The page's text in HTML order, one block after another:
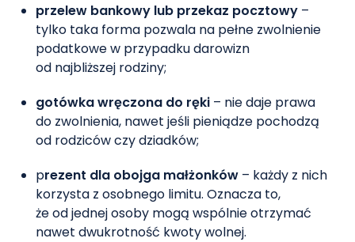
przelew bankowy lub przekaz pocztowy –
tylko taka forma pozwala na pełne zwolnienie
podatkowe w przypadku darowizn
od najbliższej rodziny;
gotówka wręczona do ręki – nie daje prawa
do zwolnienia, nawet jeśli pieniądze pochodzą
od rodziców czy dziadków;
prezent dla obojga małżonków – każdy z nich
korzysta z osobnego limitu. Oznacza to,
że od jednej osoby mogą wspólnie otrzymać
nawet dwukrotność kwoty wolnej.